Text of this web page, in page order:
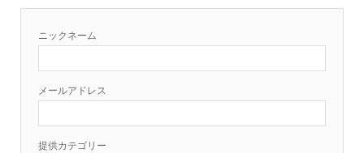
ニックネーム
メールアドレス
提供カテゴリー